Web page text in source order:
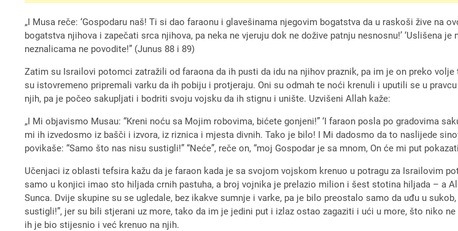
„I Musa reče: ‘Gospodaru naš! Ti si dao faraonu i glavešinama njegovim bogatstva da u raskoši žive na
bogatstva njihova i zapečati srca njihova, pa neka ne vjeruju dok ne dožive patnju nesnosnu!’ ‘Uslišena
neznalicama ne povodite!” (Junus 88 i 89)
Zatim su Israilovi potomci zatražili od faraona da ih pusti da idu na njihov praznik, pa im je on preko
su istovremeno pripremali varku da ih pobiju i protjeraju. Oni su odmah te noći krenuli i uputili se u
njih, pa je počeo sakupljati i bodriti svoju vojsku da ih stignu i unište. Uzvišeni Allah kaže:
„I Mi objavismo Musau: “Kreni noću sa Mojim robovima, bićete gonjeni!” ‘I faraon posla po gradovima
mi ih izvedosmo iz bašči i izvora, iz riznica i mjesta divnih. Tako je bilo! I Mi dadosmo da to naslijede
povikaše: “Samo što nas nisu sustigli!” “Neće”, reče on, “moj Gospodar je sa mnom, On će mi put
Učenjaci iz oblasti tefsira kažu da je faraon kada je sa svojom vojskom krenuo u potragu za Israilovim
samo u konjici imao sto hiljada crnih pastuha, a broj vojnika je prelazio milion i šest stotina hiljada – a
Sunca. Dvije skupine su se ugledale, bez ikakve sumnje i varke, pa je bilo preostalo samo da uđu u
sustigli!”, jer su bili stjerani uz more, tako da im je jedini put i izlaz ostao zagaziti i ući u more, što niko
ih je bio stijesnio i već krenuo na njih.